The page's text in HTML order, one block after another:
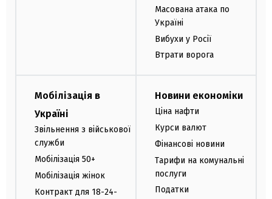
Масована атака по
Україні
Вибухи у Росії
Втрати ворога
Мобілізація в
Україні
Звільнення з військової
служби
Мобілізація 50+
Мобілізація жінок
Контракт для 18-24-
Новини економіки
Ціна нафти
Курси валют
Фінансові новини
Тарифи на комунальні
послуги
Податки